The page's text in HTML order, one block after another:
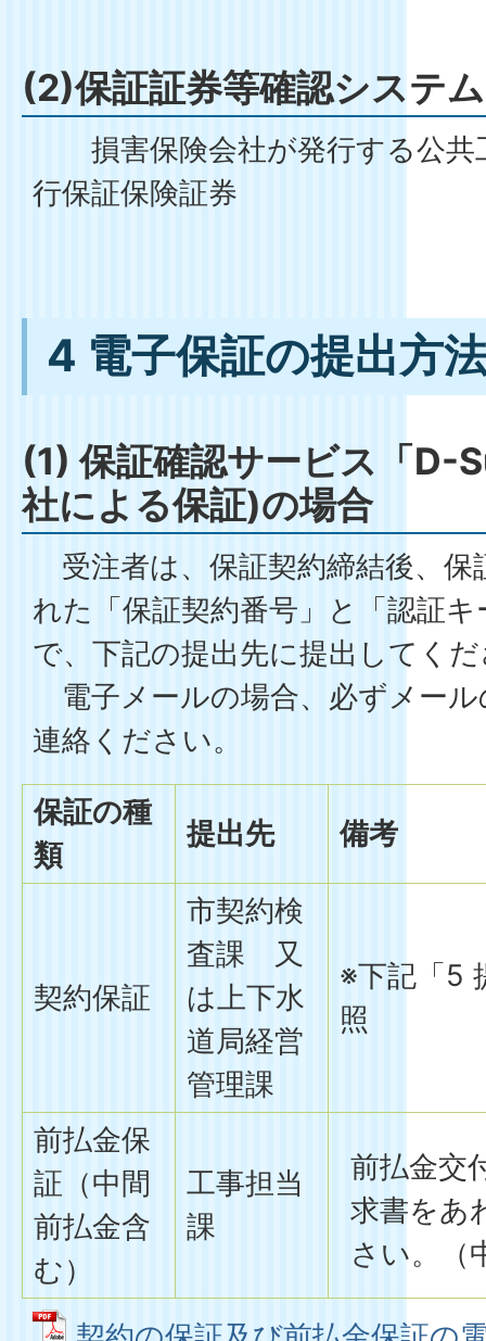
(2)保証証券等確認システム
損害保険会社が発行する公共
行保証保険証券
4 電子保証の提出方
(1) 保証確認サービス「D-
社による保証)の場合
受注者は、保証契約締結後、保
れた「保証契約番号」と「認証
で、下記の提出先に提出してく
電子メールの場合、必ずメー
連絡ください。
保証の種
類
提出先 備考
契約保証
市契約検
査課 又
は上下水
道局経営
管理課
※下記「5
照
前払金保
証（中間
前払金含
む）
工事担当
課
前払金交
求書をあ
さい。（